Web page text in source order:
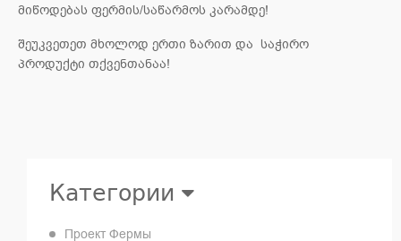
მიწოდებას ფერმის/საწარმოს კარამდე!
შეუკვეთეთ მხოლოდ ერთი ზარით და საჭირო
პროდუქტი თქვენთანაა!
Категории
Проект Фермы